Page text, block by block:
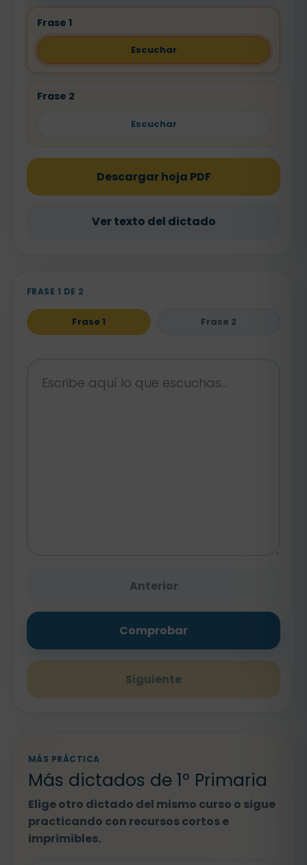
Frase 1
Escuchar
Frase 2
Escuchar
Descargar hoja PDF
Ver texto del dictado
FRASE 1 DE 2
Frase 1 Frase 2
Anterior
Comprobar
Siguiente
MÁS PRÁCTICA
Más dictados de 1º Primaria
Elige otro dictado del mismo curso o sigue
practicando con recursos cortos e
imprimibles.